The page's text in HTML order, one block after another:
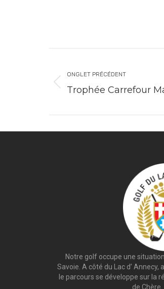
ONGLET PRÉCÉDENT
Trophée Carrefour
Notre golf occupe une
Savoie. A côté du Lac d’ Annecy,
le parcours se développe sur la
de Chère.